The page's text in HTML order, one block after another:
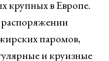
крупных в Европе.
паромов,
и круизные